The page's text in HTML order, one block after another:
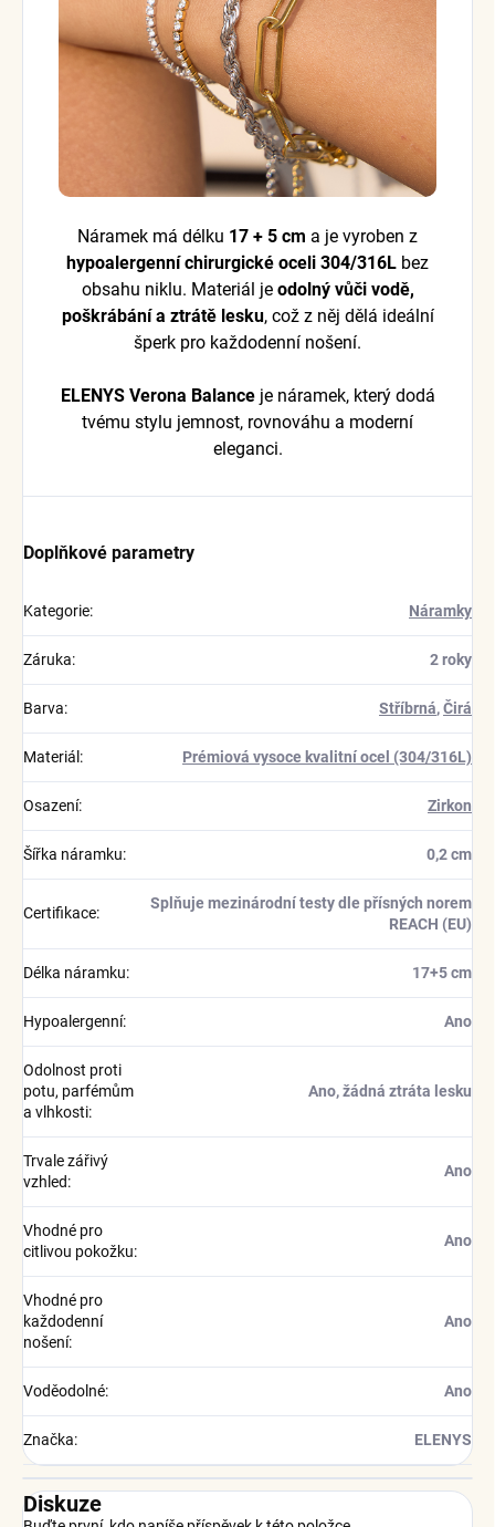
Náramek má délku 17 + 5 cm a je vyroben z
hypoalergenní chirurgické oceli 304/316L bez
obsahu niklu. Materiál je odolný vůči vodě,
poškrábání a ztrátě lesku, což z něj dělá ideální
šperk pro každodenní nošení.
ELENYS Verona Balanceje náramek, který dodá
tvému stylu jemnost, rovnováhu a moderní
eleganci.
Doplňkové parametry
Kategorie: Náramky
Záruka: 2 roky
Barva: Stříbrná,Čirá
Materiál : Prémiová vysoce kvalitní ocel (304/316L)
Osazení: Zirkon
Šířka náramku: 0,2 cm
Certifikace:
Splňuje mezinárodní testy dle přísných norem
REACH (EU)
Délka náramku: 17+5 cm
Hypoalergenní: Ano
Odolnost proti
potu, parfémům
a vlhkosti:
Ano, žádná ztráta lesku
Trvale zářivý
vzhled:
Ano
Vhodné pro
citlivou pokožku:
Ano
Vhodné pro
každodenní
nošení:
Ano
Voděodolné: Ano
Značka: ELENYS
Diskuze